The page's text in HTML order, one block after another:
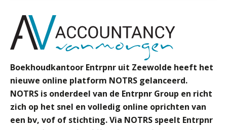
Boekhoudkantoor Entrpnr uit Zeewolde heeft het
nieuwe online platform NOTRS gelanceerd.
NOTRS is onderdeel van de Entrpnr Group en richt
zich op het snel en volledig online oprichten van
een bv, vof of stichting.Via NOTRS speelt Entrpnr
Van losse vastlegging naar
aantoonbare grip op KYC en de Wwft
Woord & Daad: “Van wildgroei naar
een structuur die iedereen begrijpt”
Scan-en-herken haalt de druk niet van
je kwartaalafsluiting. Dit wel.